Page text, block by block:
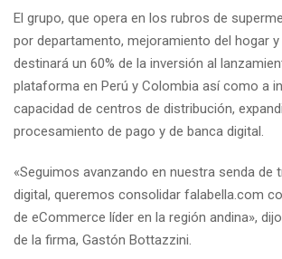
El grupo, que opera en los rubros de
por departamento, mejoramiento del hogar y
destinará un 60% de la inversión al
plataforma en Perú y Colombia así como a
capacidad de centros de distribución,
procesamiento de pago y de banca digital.
«Seguimos avanzando en nuestra senda de
digital, queremos consolidar falabella.com
de eCommerce líder en la región andina»,
de la firma, Gastón Bottazzini.